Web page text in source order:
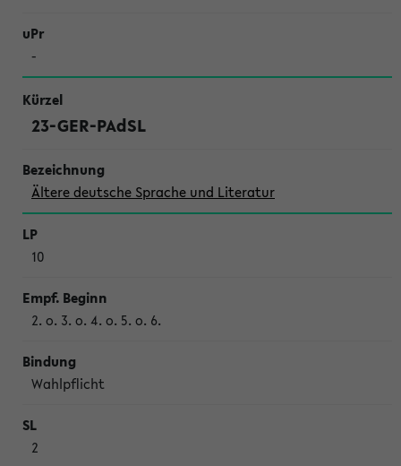
-
23-GER-PAdSL
Ältere deutsche Sprache und Literatur
10
2. o. 3. o. 4. o. 5. o. 6.
Wahl­pflicht
2